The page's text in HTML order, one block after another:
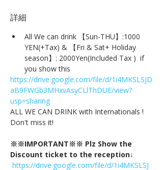
詳細
All We can drink 【Sun-THU】:1000
YEN(+Tax) & 【Fri & Sat+ Holiday
season】: 2000Yen(Included Tax )  if
you show this
https://drive.google.com/file/d/1i4MKSLSJD
aB9FWGb3MHxvAsyCLlThDUE/view?
usp=sharing
ALL WE CAN DRINK with Internationals !
Don't miss it!
※※IMPORTANT※※ Plz Show the
Discount ticket to the reception↓
https://drive.google.com/file/d/1i4MKSLSJ